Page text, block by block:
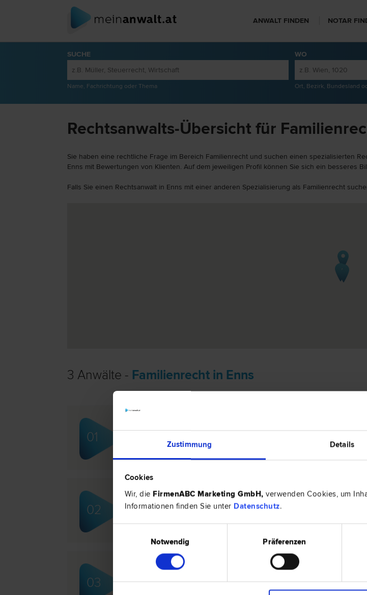
Zustimmung Details
Cookies
Wir, die FirmenABC Marketing GmbH, verwenden Cookies, um
Informationen finden Sie unter Datenschutz.
Notwendig
Präferenzen
ANWALT FINDEN NOTAR
SUCHE
Name, Fachrichtung oder Thema
WO
Ort, Bezirk, Bundesland
Rechtsanwalts-Übersicht für
Sie haben eine rechtliche Frage im Bereich Familienrecht und suchen einen spezialisierten
Enns mit Bewertungen von Klienten. Auf dem jeweiligen Profil können Sie sich ein besseres
Falls Sie einen Rechtsanwalt in Enns mit einer anderen Spezialisierung als Familienrecht
3 Anwälte - Familienrecht in Enns
01
Mag. Ernst LEHENBAUER
Insolvenz­recht | Familien­recht | Verkehrs­recht | Zivil­recht | Scheidungs­recht | Bau­recht
02
Mag. Martin WAKOLBINGER
03